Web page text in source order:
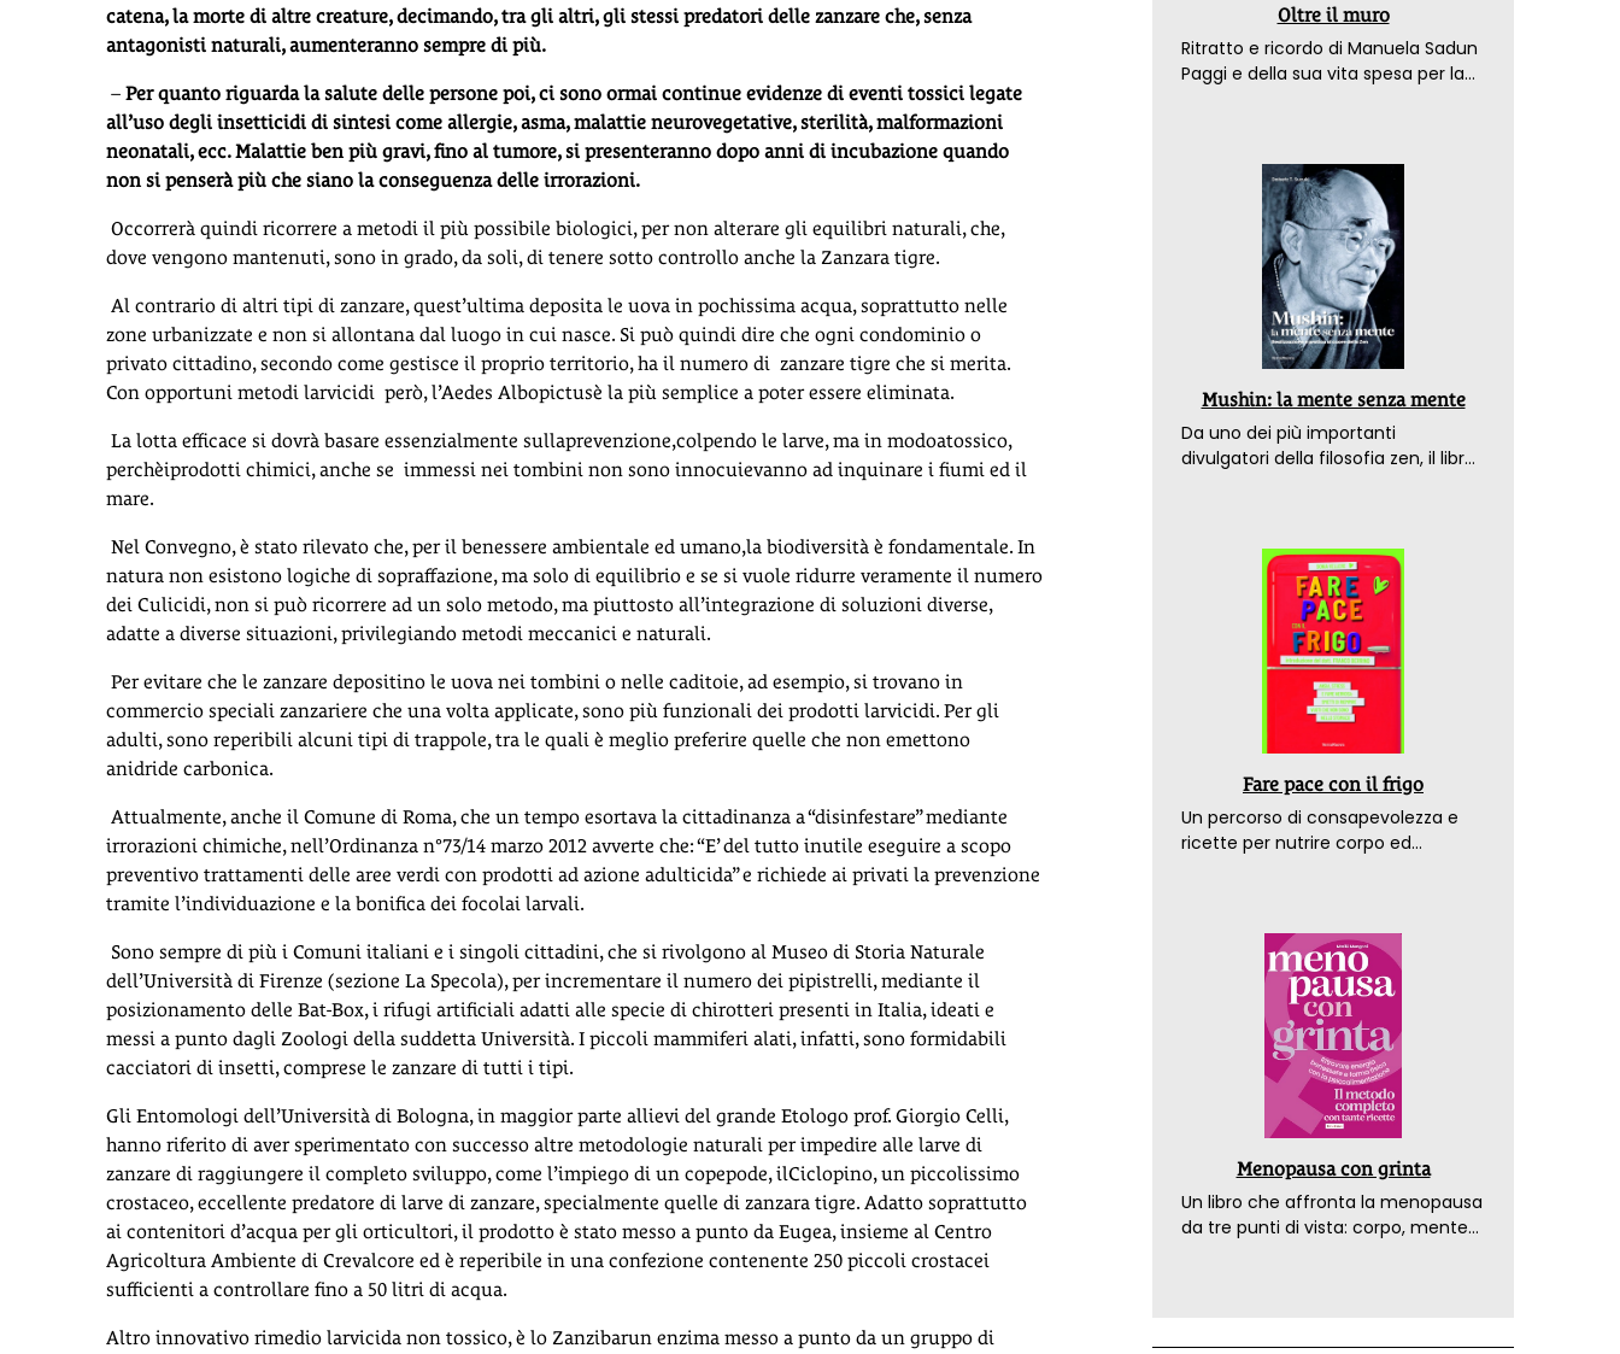
catena, la morte di altre creature, decimando, tra gli altri, gli stessi predatori delle zanzare che, senza
antagonisti naturali, aumenteranno sempre di più.
– Per quanto riguarda la salute delle persone poi, ci sono ormai continue evidenze di eventi tossici legate
all’uso degli insetticidi di sintesi come allergie, asma, malattie neurovegetative, sterilità, malformazioni
neonatali, ecc. Malattie ben più gravi, fino al tumore, si presenteranno dopo anni di incubazione quando
non si penserà più che siano la conseguenza delle irrorazioni.
Occorrerà quindi ricorrere a metodi il più possibile biologici, per non alterare gli equilibri naturali, che,
dove vengono mantenuti, sono in grado, da soli, di tenere sotto controllo anche la Zanzara tigre.
Al contrario di altri tipi di zanzare, quest’ultima deposita le uova in pochissima acqua, soprattutto nelle
zone urbanizzate e non si allontana dal luogo in cui nasce. Si può quindi dire che ogni condominio o
privato cittadino, secondo come gestisce il proprio territorio, ha il numero di zanzare tigre che si merita.
Con opportuni metodi larvicidi però, l’Aedes Albopictusè la più semplice a poter essere eliminata.
La lotta efficace si dovrà basare essenzialmente sullaprevenzione,colpendo le larve, ma in modoatossico,
perchèiprodotti chimici, anche se immessi nei tombini non sono innocuievanno ad inquinare i fiumi ed il
mare.
Nel Convegno, è stato rilevato che, per il benessere ambientale ed umano,la biodiversità è fondamentale. In
natura non esistono logiche di sopraffazione, ma solo di equilibrio e se si vuole ridurre veramente il numero
dei Culicidi, non si può ricorrere ad un solo metodo, ma piuttosto all’integrazione di soluzioni diverse,
adatte a diverse situazioni, privilegiando metodi meccanici e naturali.
Per evitare che le zanzare depositino le uova nei tombini o nelle caditoie, ad esempio, si trovano in
commercio speciali zanzariere che una volta applicate, sono più funzionali dei prodotti larvicidi. Per gli
adulti, sono reperibili alcuni tipi di trappole, tra le quali è meglio preferire quelle che non emettono
anidride carbonica.
Attualmente, anche il Comune di Roma, che un tempo esortava la cittadinanza a “disinfestare” mediante
irrorazioni chimiche, nell’Ordinanza n°73/14 marzo 2012 avverte che: “E’ del tutto inutile eseguire a scopo
preventivo trattamenti delle aree verdi con prodotti ad azione adulticida” e richiede ai privati la prevenzione
tramite l’individuazione e la bonifica dei focolai larvali.
Sono sempre di più i Comuni italiani e i singoli cittadini, che si rivolgono al Museo di Storia Naturale
dell’Università di Firenze (sezione La Specola), per incrementare il numero dei pipistrelli, mediante il
posizionamento delle Bat-Box, i rifugi artificiali adatti alle specie di chirotteri presenti in Italia, ideati e
messi a punto dagli Zoologi della suddetta Università. I piccoli mammiferi alati, infatti, sono formidabili
cacciatori di insetti, comprese le zanzare di tutti i tipi.
Gli Entomologi dell’Università di Bologna, in maggior parte allievi del grande Etologo prof. Giorgio Celli,
hanno riferito di aver sperimentato con successo altre metodologie naturali per impedire alle larve di
zanzare di raggiungere il completo sviluppo, come l’impiego di un copepode, ilCiclopino, un piccolissimo
crostaceo, eccellente predatore di larve di zanzare, specialmente quelle di zanzara tigre. Adatto soprattutto
ai contenitori d’acqua per gli orticultori, il prodotto è stato messo a punto da Eugea, insieme al Centro
Agricoltura Ambiente di Crevalcore ed è reperibile in una confezione contenente 250 piccoli crostacei
sufficienti a controllare fino a 50 litri di acqua.
Altro innovativo rimedio larvicida non tossico, è lo Zanzibarun enzima messo a punto da un gruppo di
Oltre il muro
Ritratto e ricordo di Manuela Sadun
Paggi e della sua vita spesa per la
Mushin: la mente senza mente
Da uno dei più importanti
divulgatori della filosofia zen, il libro
Fare pace con il frigo
Un percorso di consapevolezza e
ricette per nutrire corpo ed
Menopausa con grinta
Un libro che affronta la menopausa
da tre punti di vista: corpo, mente